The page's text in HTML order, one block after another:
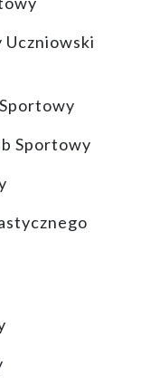
Uczniowski
Sportowy